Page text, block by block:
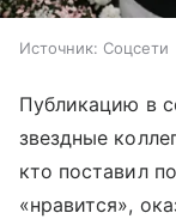
Источник: Соцсети
Публикацию в
звездные
кто поставил
«нравится»,